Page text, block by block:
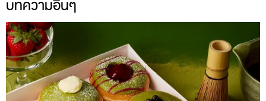
บทความอื่นๆ